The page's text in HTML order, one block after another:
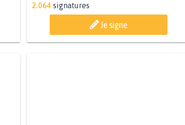
2.064 signatures
Je signe